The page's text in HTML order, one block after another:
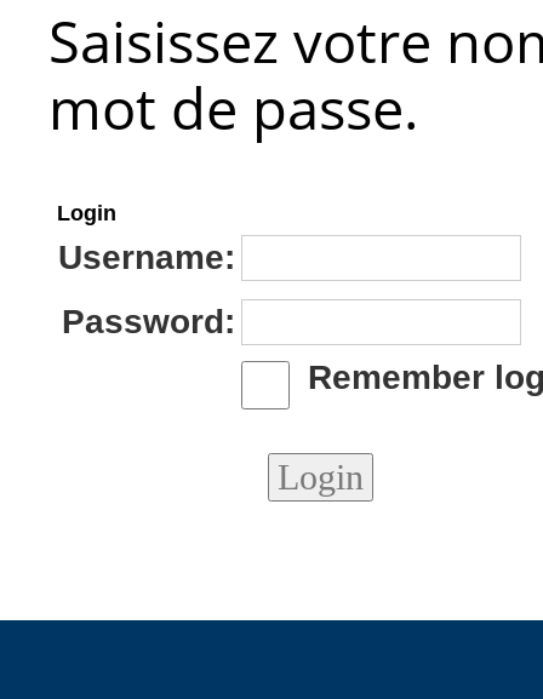
Saisissez votre
mot de passe.
Login
Username:
Password:
Remember